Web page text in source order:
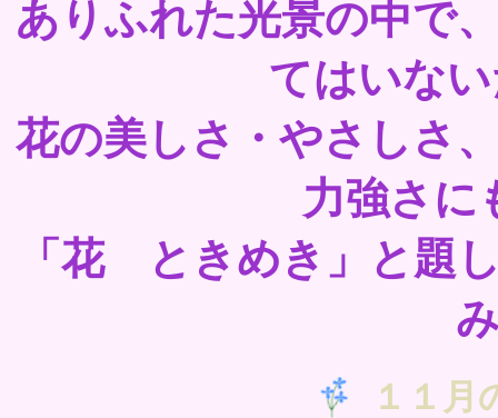
ありふれた光景の中で
てはいな
花の美しさ・やさしさ
力強さに
「花 ときめき」と題
１１月